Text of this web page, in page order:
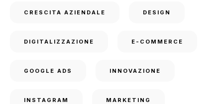
CRESCITA AZIENDALE DESIGN
DIGITALIZZAZIONE E-COMMERCE
GOOGLE ADS INNOVAZIONE
INSTAGRAM MARKETING